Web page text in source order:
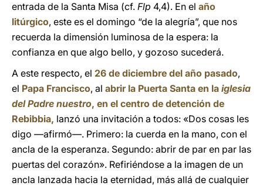
entrada de la Santa Misa (cf. Flp 4,4). En el año
litúrgico, este es el domingo “de la alegría”, que nos
recuerda la dimensión luminosa de la espera: la
confianza en que algo bello, y gozoso sucederá.
A este respecto, el 26 de diciembre del año pasado,
el Papa Francisco, al abrir la Puerta Santa en la iglesia
del Padre nuestro, en el centro de detención de
Rebibbia, lanzó una invitación a todos: «Dos cosas les
digo —afirmó—. Primero: la cuerda en la mano, con el
ancla de la esperanza. Segundo: abrir de par en par las
puertas del corazón». Refiriéndose a la imagen de un
ancla lanzada hacia la eternidad, más allá de cualquier